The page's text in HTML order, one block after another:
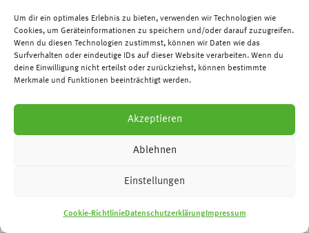
Um dir ein optimales Erlebnis zu bieten, verwenden wir Technologien wie
Cookies, um Geräteinformationen zu speichern und/oder darauf zuzugreifen.
Wenn du diesen Technologien zustimmst, können wir Daten wie das
Surfverhalten oder eindeutige IDs auf dieser Website verarbeiten. Wenn du
deine Einwilligung nicht erteilst oder zurückziehst, können bestimmte
Merkmale und Funktionen beeinträchtigt werden.
Akzeptieren
Ablehnen
Einstellungen
Cookie-RichtlinieDatenschutzerklärungImpressum
Alpiner Infoabend
Lawinenkunde für
Mi, 15. Juni um 20 Uhr im Vereinszentrum
Wie agiere ich insbesondere bei den im Sommer vorherrschenden